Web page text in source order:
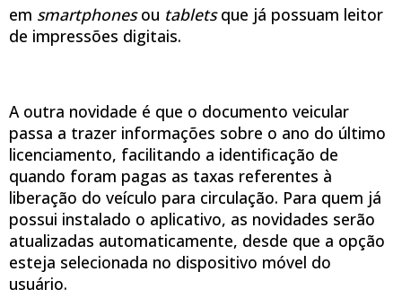
em smartphonesou tabletsque já possuam leitor
de impressões digitais.
A outra novidade é que o documento veicular
passa a trazer informações sobre o ano do último
licenciamento, facilitando a identificação de
quando foram pagas as taxas referentes à
liberação do veículo para circulação. Para quem já
possui instalado o aplicativo, as novidades serão
atualizadas automaticamente, desde que a opção
esteja selecionada no dispositivo móvel do
usuário.